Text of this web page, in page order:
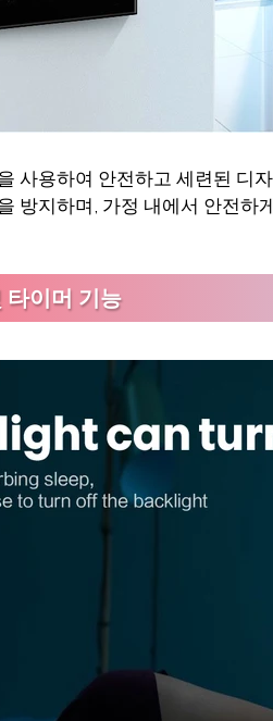
사용하여 안전하고 세련된 디
방지하며, 가정 내에서 안전하
타이머 기능